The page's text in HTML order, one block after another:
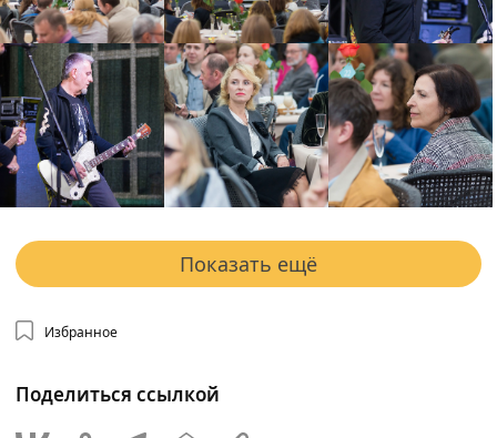
Показать ещё
Избранное
Поделиться ссылкой